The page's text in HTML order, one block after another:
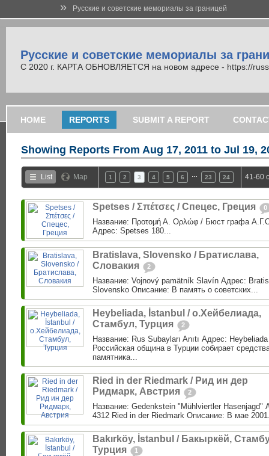
» Русские и советские мемориалы за границей
Русские и советские мемориалы за
С 2020 г. КАРТА ОБНОВЛЯЕТСЯ на новом адресе - https://
HOME REPORTS SUBMIT A REPORT
Showing Reports From Aug 17, 2011 to Jul 19,
List Map 1 2 3 4 5 6 23 24 41-60
Spetses / Σπέτσες / Спецес, Греция 0
Название: Προτομή Α. Ορλώφ / Бюст графа
Адрес: Spetses 180...
Bratislava, Slovensko / Братислава,
Словакия
2
Название: Vojnový pamätník Slavín Адрес:
Slovensko Описание: В память о советских...
Heybeliada, İstanbul / о.Хейбелиада,
Стамбул, Турция
2
Название: Rus Subayları Anıtı Адрес:
Российская община в Турции собирает
памятника...
Ried in der Riedmark / Рид ин дер
Ридмарк, Австрия
2
Название: Gedenkstein "Mühlviertler Hasenjagd"
4312 Ried in der Riedmark Описание: В мае
Bakırköy, İstanbul / Бакыркёй,
Турция
1